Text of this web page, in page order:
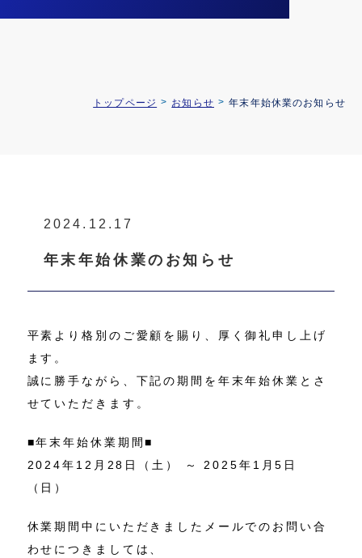
トップページ お知らせ 年末年始休業のお知らせ
2024.12.17
年末年始休業のお知らせ
平素より格別のご愛顧を賜り、厚く御礼申し上げ
ます。
誠に勝手ながら、下記の期間を年末年始休業とさ
せていただきます。
■年末年始休業期間■
2024年12月28日（土） ～ 2025年1月5日
（日）
休業期間中にいただきましたメールでのお問い合
わせにつきましては、